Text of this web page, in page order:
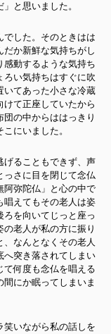
と思いました。
でした。そのときはは
だか新鮮な気持ちがし
感動するような気持ち
ろい気持ちはすぐに吹
いてあった小さな冷蔵
て正座していたから
の中からははっきり
にいました。
げることもできず、声
っさに目を閉じて念仏
阿弥陀仏」と心の中で
唱えてもその老人は姿
を向いてじっと座っ
老人が私の方に振り
なんとなくその老人
へ突き落されてしまい
て何度も念仏を唱える
にか眠ってしまいま
笑いながら私の話しを